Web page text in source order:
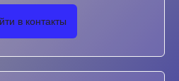
в контакты